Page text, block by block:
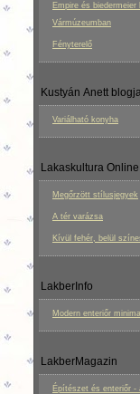
Empire és
Vármúzeumban
Fényterelő
Kustyán Anett
Variálható konyha
Lakaskultura Online
Megőrzött stílusjegyek
A tér varázsa
Kívül fehér, belül
LakberInfo
Modern enteriőr
LakberMagazin
Építészet és enteriőr -